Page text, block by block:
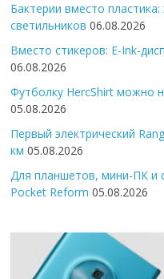
Бактерии вместо
светильников 06.08.2026
Вместо стикеров: E-Ink-
06.08.2026
Футболку HercShirt можно
05.08.2026
Первый электрический
км 05.08.2026
Для планшетов, мини-ПК и
Pocket Reform 05.08.2026